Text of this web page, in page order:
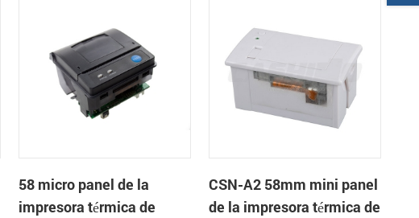
58 micro panel de la
impresora térmica de
CSN-A2 58mm mini panel
de la impresora térmica de